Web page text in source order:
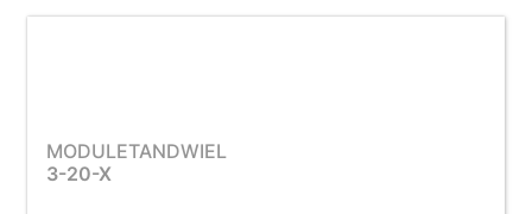
MODULETANDWIEL
3-20-X